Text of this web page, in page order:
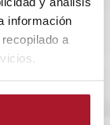
información
a